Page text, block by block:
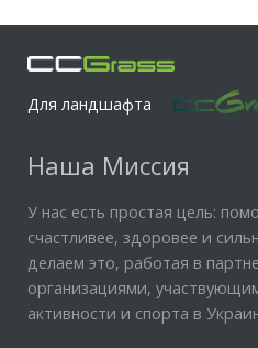
Для ландшафта
Наша Миссия
У нас есть простая цель:
счастливее, здоровее и
делаем это, работая в
организациями,
активности и спорта в